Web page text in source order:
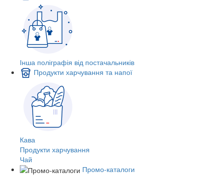
Інша поліграфія від постачальників
Продукти харчування та напої
Кава
Продукти харчування
Чай
Промо-каталоги